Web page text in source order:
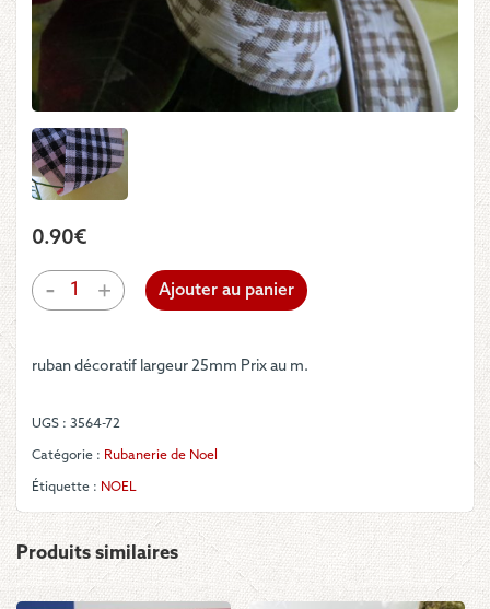
0.90€
-
quantité
de
Etoiles
vichy
beige
+ Ajouter au panier
ruban décoratif largeur 25mm Prix au m.
UGS : 3564-72
Catégorie : Rubanerie de Noel
Étiquette : NOEL
Produits similaires